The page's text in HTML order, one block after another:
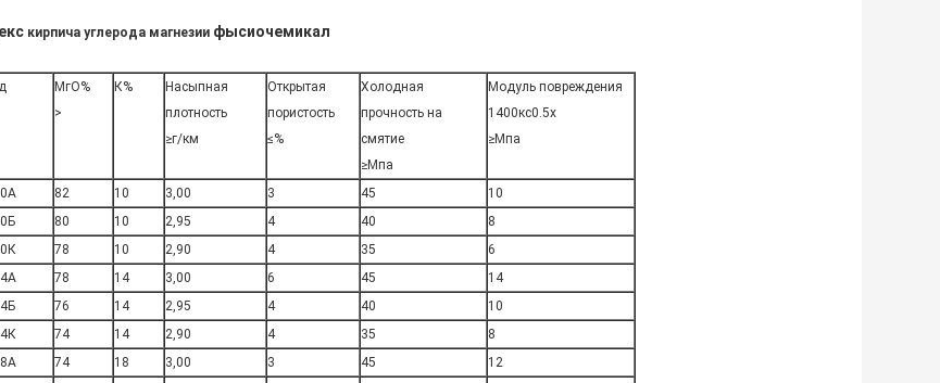
кирпича углерода магнезии фысиочемикал
МгО%
>
К%
Насыпная
плотность
≥г/км
Открытая
пористость
≤%
Холодная
прочность на
смятие
≥Мпа
Модуль повреждения
1400кс0.5х
≥Мпа
82 10 3,00 3 45
10
80 10 2,95 4 40
8
78 10 2,90 4 35
6
78 14 3,00 6 45
14
76 14 2,95 4 40
10
74 14 2,90 4 35
8
74 18 3,00 3 45
12